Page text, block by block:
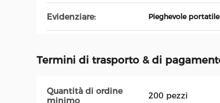
Evidenziare: Pieghevole
Termini di trasporto & di
Quantità di ordine
minimo
200 pezzi